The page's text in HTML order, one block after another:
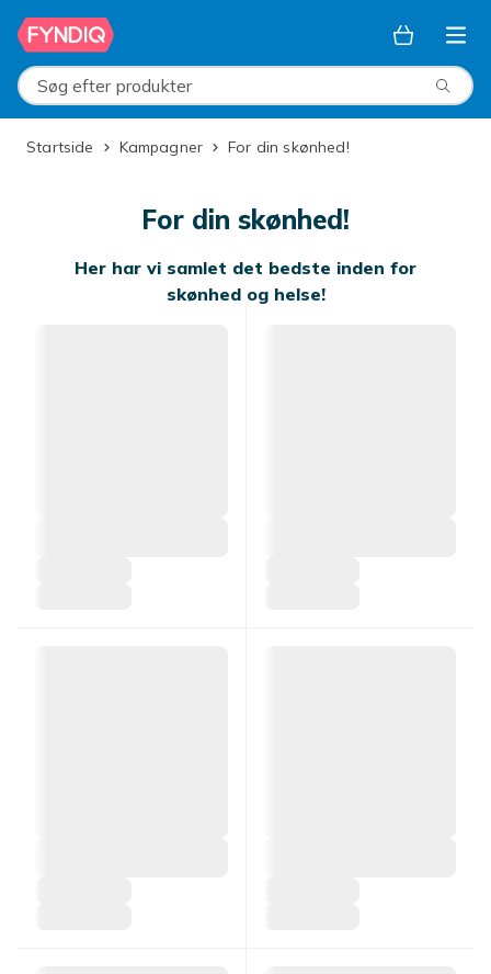
Spring til hovedindhold
Søg efter produkter
Startside Kampagner For din skønhed!
For din skønhed!
Her har vi samlet det bedste inden for
skønhed og helse!